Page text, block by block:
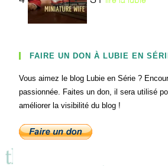
FAIRE UN DON À LUBIE EN
Vous aimez le blog Lubie en Série ?
passionnée. Faites un don, il sera utilisé
améliorer la visibilité du blog !